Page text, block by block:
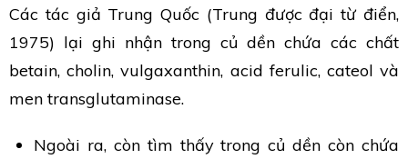
Các tác giả Trung Quốc (Trung được đại từ điển,
1975) lại ghi nhận trong củ dền chứa các chất
betain, cholin, vulgaxanthin, acid ferulic, cateol và
men transglutaminase.
Ngoài ra, còn tìm thấy trong củ dền còn chứa